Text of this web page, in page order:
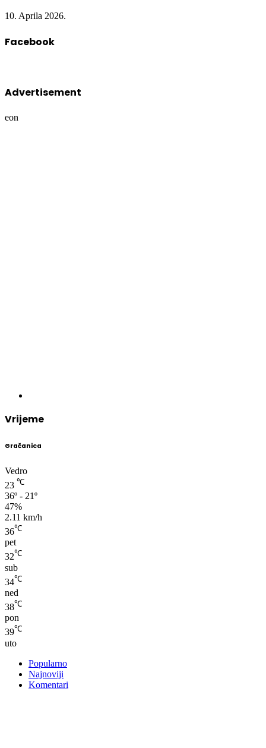
10. Aprila 2026.
Facebook
Advertisement
eon
Vrijeme
Gračanica
Vedro
23 ℃
36º - 21º
47%
2.11 km/h
36℃
pet
32℃
sub
34℃
ned
38℃
pon
39℃
uto
Popularno
Najnoviji
Komentari